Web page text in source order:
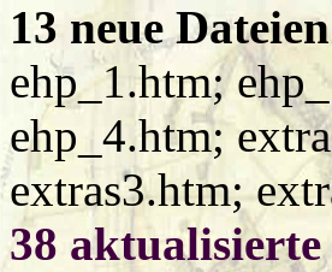
13 neue
ehp_1.htm;
ehp_4.htm;
extras3.htm;
38 aktualisierte